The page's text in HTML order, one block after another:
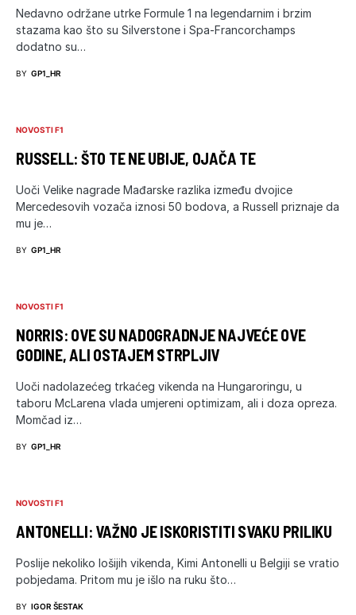
Nedavno održane utrke Formule 1 na legendarnim i brzim
stazama kao što su Silverstone i Spa-Francorchamps
dodatno su…
BY GP1_HR
NOVOSTI F1
RUSSELL: ŠTO TE NE UBIJE, OJAČA TE
Uoči Velike nagrade Mađarske razlika između dvojice
Mercedesovih vozača iznosi 50 bodova, a Russell priznaje da
mu je…
BY GP1_HR
NOVOSTI F1
NORRIS: OVE SU NADOGRADNJE NAJVEĆE OVE
GODINE, ALI OSTAJEM STRPLJIV
Uoči nadolazećeg trkaćeg vikenda na Hungaroringu, u
taboru McLarena vlada umjereni optimizam, ali i doza opreza.
Momčad iz…
BY GP1_HR
NOVOSTI F1
ANTONELLI: VAŽNO JE ISKORISTITI SVAKU PRILIKU
Poslije nekoliko lošijih vikenda, Kimi Antonelli u Belgiji se vratio
pobjedama. Pritom mu je išlo na ruku što…
BY IGOR ŠESTAK